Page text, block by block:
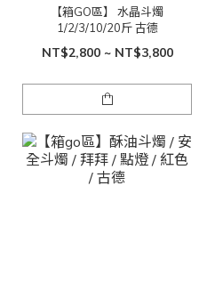
【箱GO區】 水晶斗燭
1/2/3/10/20斤 古德
NT$2,800 ~ NT$3,800